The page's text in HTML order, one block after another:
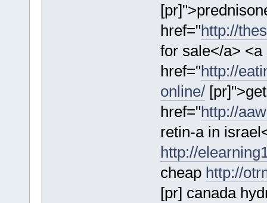
href="http://
for sale</a> <a
href="http://
online/
href="http://
retin-a in
http://
cheap http://
[pr] canada